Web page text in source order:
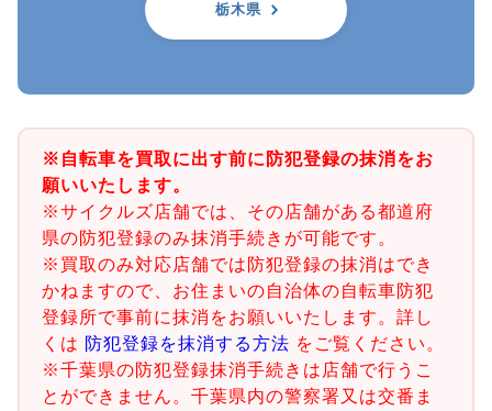
栃木県
※自転車を買取に出す前に防犯登録の抹消をお
願いいたします。
※サイクルズ店舗では、その店舗がある都道府
県の防犯登録のみ抹消手続きが可能です。
※買取のみ対応店舗では防犯登録の抹消はでき
かねますので、お住まいの自治体の自転車防犯
登録所で事前に抹消をお願いいたします。詳し
くは 防犯登録を抹消する方法 をご覧ください。
※千葉県の防犯登録抹消手続きは店舗で行うこ
とができません。千葉県内の警察署又は交番ま